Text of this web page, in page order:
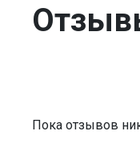
Пока отзывов